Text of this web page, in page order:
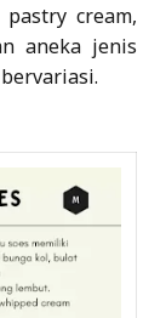
cream,
aneka jenis